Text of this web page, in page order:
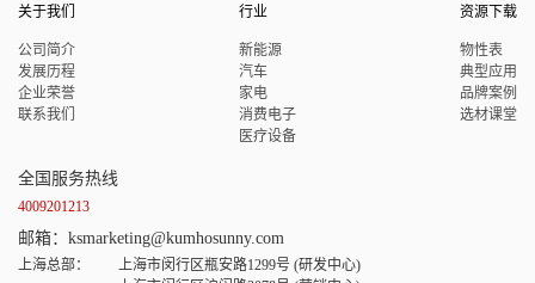
关于我们
公司简介
发展历程
企业荣誉
联系我们
行业
新能源
汽车
家电
消费电子
医疗设备
资源下载
物性表
典型应用
品牌案例
选材课堂
全国服务热线
4009201213
邮箱：ksmarketing@kumhosunny.com
上海总部：
上海市闵行区瓶安路1299号 (研发中心)